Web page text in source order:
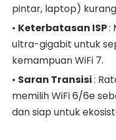
pintar, laptop)
• Keterbatasan ISP:
ultra-gigabit untuk
kemampuan WiFi 7.
• Saran Transisi:
memilih WiFi 6/6e
dan siap untuk